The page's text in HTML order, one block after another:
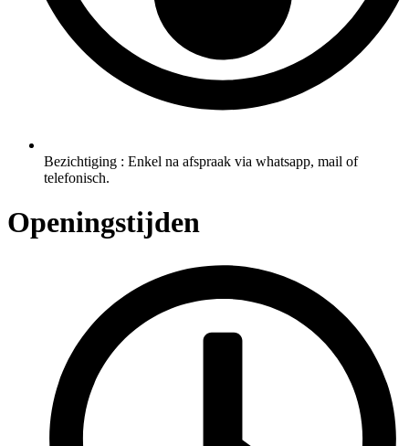
Bezichtiging : Enkel na afspraak via whatsapp, mail of
telefonisch.
Openingstijden